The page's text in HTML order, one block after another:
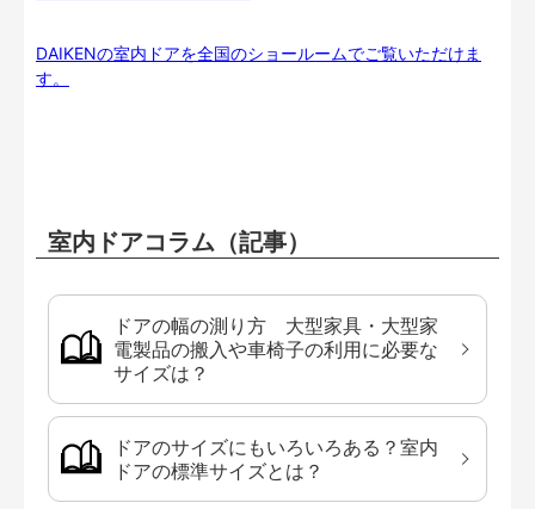
DAIKENの室内ドアを全国のショールームでご覧いただけま
す。
室内ドアコラム（記事）
ドアの幅の測り方 大型家具・大型家
電製品の搬入や車椅子の利用に必要な
サイズは？
ドアのサイズにもいろいろある？室内
ドアの標準サイズとは？